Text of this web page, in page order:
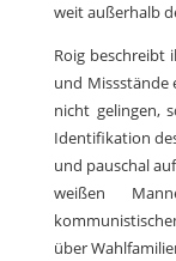
weit außerhalb
Roig beschreibt
und Missstände
nicht gelingen,
Identifikation
und pauschal
weißen
über